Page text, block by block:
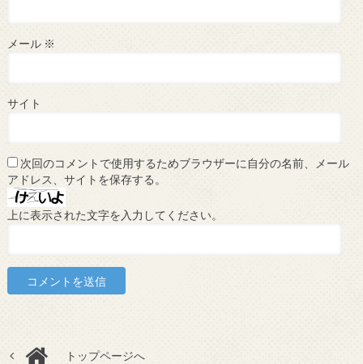
メール ※
サイト
次回のコメントで使用するためブラウザーに自分の名前、メール
アドレス、サイトを保存する。
上に表示された文字を入力してください。
トップページへ